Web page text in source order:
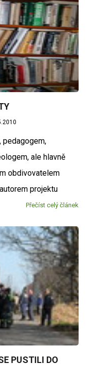
pedagogem,
ale hlavně
obdivovatelem
projektu
Přečíst celý článek
PUSTILI DO